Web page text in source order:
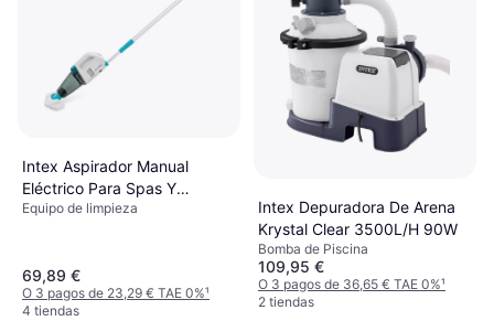
Intex Aspirador Manual
Eléctrico Para Spas Y
Piscinas De Hasta 5,49m Con
Equipo de limpieza
69,89 €
O 3 pagos de 23,29 € TAE 0%¹
4 tiendas
Intex Depuradora De Arena
Krystal Clear 3500L/H 90W
Bomba de Piscina
109,95 €
O 3 pagos de 36,65 € TAE 0%¹
2 tiendas